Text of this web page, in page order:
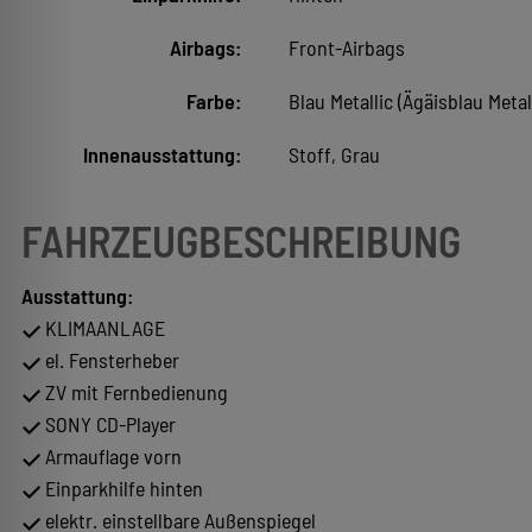
Airbags: Front-Airbags
Farbe: Blau Metallic (Ägäisblau
Innenausstattung: Stoff, Grau
FAHRZEUGBESCHREIBUNG
Ausstattung:
KLIMAANLAGE
el. Fensterheber
ZV mit Fernbedienung
SONY CD-Player
Armauflage vorn
Einparkhilfe hinten
elektr. einstellbare Außenspiegel